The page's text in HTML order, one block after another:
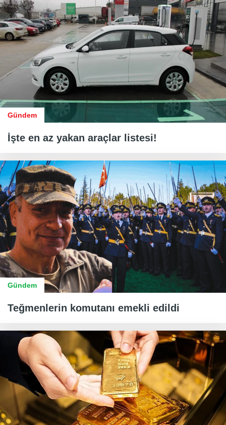
Gündem
İşte en az yakan araçlar listesi!
Gündem
Teğmenlerin komutanı emekli edildi